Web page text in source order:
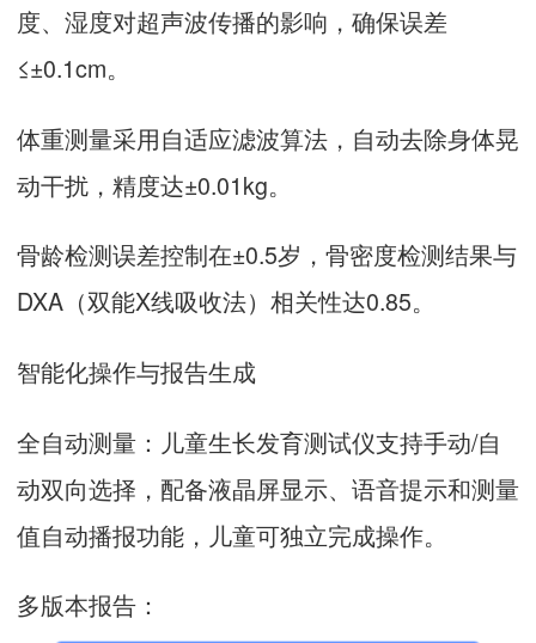
度、湿度对超声波传播的影响，确保误差
≤±0.1cm。
体重测量采用自适应滤波算法，自动去除身体晃
动干扰，精度达±0.01kg。
骨龄检测误差控制在±0.5岁，骨密度检测结果与
DXA（双能X线吸收法）相关性达0.85。
智能化操作与报告生成
全自动测量： 儿童生长发育测试仪支持手动/自
动双向选择，配备液晶屏显示、语音提示和测量
值自动播报功能，儿童可独立完成操作。
多版本报告：